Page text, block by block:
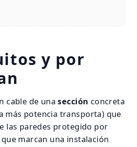
y por
cable de unasección concreta
más potencia transporta) que
las paredes protegido por
marcan una instalación